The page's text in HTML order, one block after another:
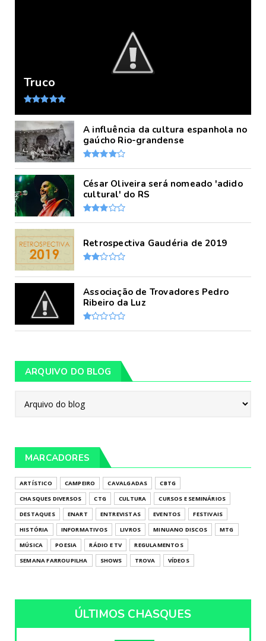
Truco
A influência da cultura espanhola no
gaúcho Rio-grandense
César Oliveira será nomeado 'adido
cultural' do RS
Retrospectiva Gaudéria de 2019
Associação de Trovadores Pedro
Ribeiro da Luz
ARQUIVO DO BLOG
MARCADORES
ARTÍSTICO CAMPEIRO CAVALGADAS
CBTG
CHASQUES DIVERSOS
CTG CULTURA
CURSOS E SEMINÁRIOS
DESTAQUES
ENART ENTREVISTAS EVENTOS
FESTIVAIS
HISTÓRIA
INFORMATIVOS LIVROS MINUANO DISCOS
MTG
MÚSICA
POESIA RÁDIO E TV
REGULAMENTOS
SEMANA FARROUPILHA
SHOWS TROVA VÍDEOS
ÚLTIMOS CHASQUES